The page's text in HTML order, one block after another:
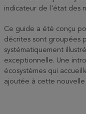
indicateur de l'état des
Ce guide a été conçu
décrites sont groupées
systématiquement
exceptionnelle. Une
écosystèmes qui
ajoutée à cette